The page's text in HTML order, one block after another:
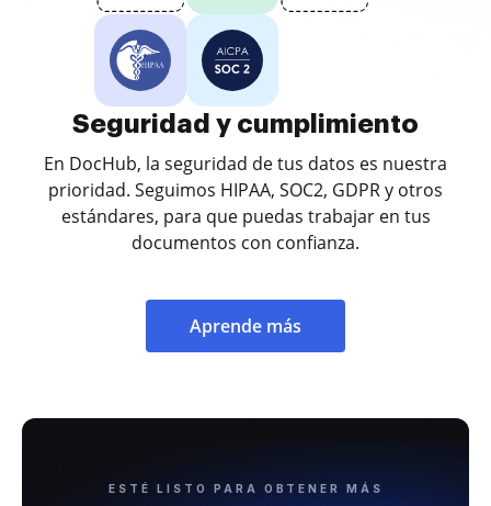
Seguridad y cumplimiento
En DocHub, la seguridad de tus datos es nuestra
prioridad. Seguimos HIPAA, SOC2, GDPR y otros
estándares, para que puedas trabajar en tus
documentos con confianza.
Aprende más
ESTÉ LISTO PARA OBTENER MÁS